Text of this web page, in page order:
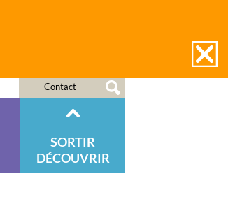
Contact
SORTIR
DÉCOUVRIR